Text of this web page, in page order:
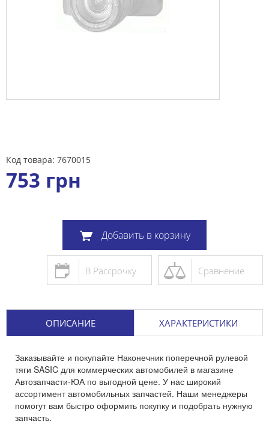
Код товара: 7670015
753 грн
Добавить в корзину
Сравнение
В Рассрочку
ОПИСАНИЕ ХАРАКТЕРИСТИКИ
Заказывайте и покупайте Наконечник поперечной рулевой
тяги SASIC для коммерческих автомобилей в магазине
Автозапчасти-ЮА по выгодной цене. У нас широкий
ассортимент автомобильных запчастей. Наши менеджеры
помогут вам быстро оформить покупку и подобрать нужную
запчасть.